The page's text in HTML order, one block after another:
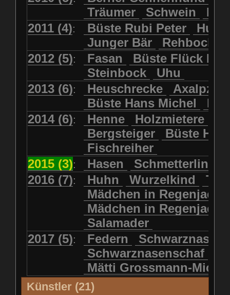
Träumer
Schwein
2011 (4): Büste Rubi Peter
Junger Bär
2012 (5): Fasan
Büste Flück
Steinbock
Uhu
2013 (6): Heuschrecke
Büste Hans Michel
2014 (6): Henne Holzmietere
Bergsteiger
Büste HP
Fischreiher
2015 (3): Hasen Schmetterlinge
2016 (7): Huhn Wurzelkind
Mädchen in
Mädchen in Regenjacke
Salamader
2017 (5): Federn
Schwarznasenschaf
Mätti Grossmann-
Künstler (21)